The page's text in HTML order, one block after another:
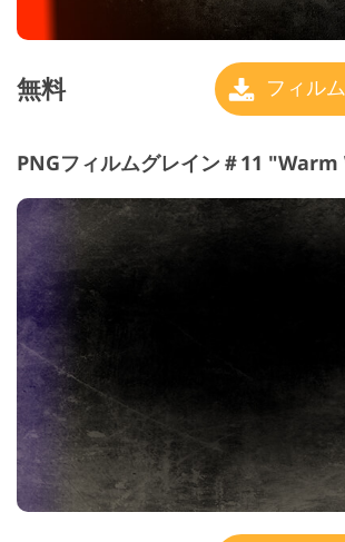
無料 フィル
PNGフィルムグレイン＃11